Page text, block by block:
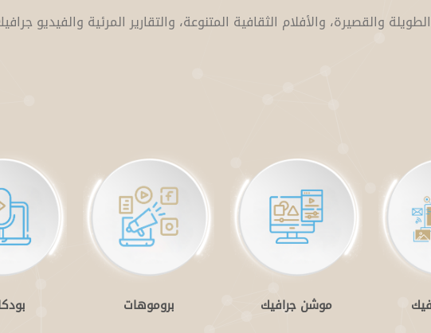
والقصيرة، والأفلام الثقافية المتنوعة، والتقارير المرئية والفيديو
موشن جرافيك بروموهات